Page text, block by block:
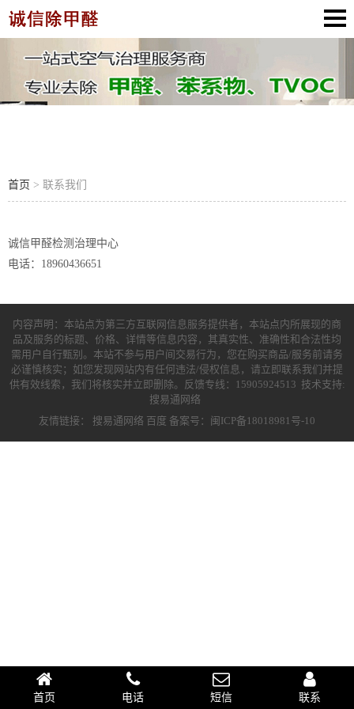
首页 > 联系我们
诚信甲醛检测治理中心
电话：18960436651
内容声明：本站点为第三方互联网信息服务提供者，本站点内所展现的商
品及服务的标题、价格、详情等信息内容，其真实性、准确性和合法性均
需用户自行甄别。本站不参与用户间交易行为，您在购买商品/服务前请务
必谨慎核实；如您发现网站内有任何违法/侵权信息，请立即联系我们并提
供有效线索，我们将核实并立即删除。反馈专线：15905924513 技术支持:
搜易通网络
友情链接： 搜易通网络 百度 备案号：闽ICP备18018981号-10
首页 电话 短信 联系